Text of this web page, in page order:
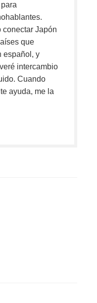
conectar Japón
que
español, y
intercambio
Cuando
ayuda, me la